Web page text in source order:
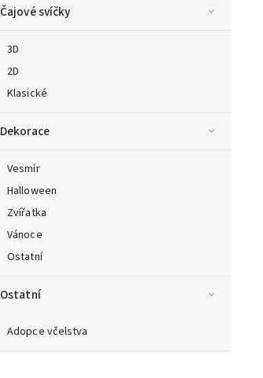
Čajové svíčky
3D
2D
Klasické
Dekorace
Vesmír
Halloween
Zvířatka
Vánoce
Ostatní
Ostatní
Adopce včelstva